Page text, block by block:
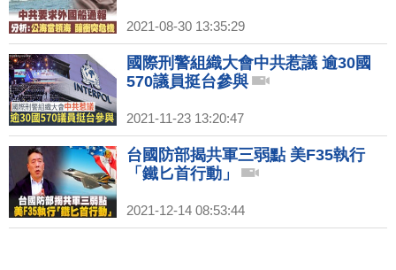
2021-08-30 13:35:29
國際刑警組織大會中共惹議 逾30國
570議員挺台參與
2021-11-23 13:20:47
台國防部揭共軍三弱點 美F35執行
「鐵匕首行動」
2021-12-14 08:53:44